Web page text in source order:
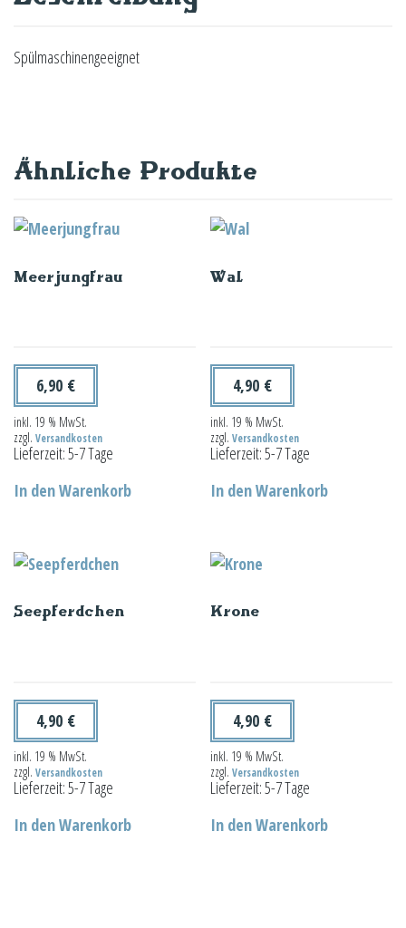
Spülmaschinengeeignet
Ähnliche Produkte
Meerjungfrau
6,90 €
inkl. 19 % MwSt.
zzgl. Versandkosten
Lieferzeit:5-7 Tage
In den Warenkorb
Wal
4,90 €
inkl. 19 % MwSt.
zzgl.Versandkosten
Lieferzeit:5-7 Tage
In den Warenkorb
Seepferdchen
4,90 €
inkl. 19 % MwSt.
zzgl. Versandkosten
Lieferzeit:5-7 Tage
In den Warenkorb
Krone
4,90 €
inkl. 19 % MwSt.
zzgl.Versandkosten
Lieferzeit:5-7 Tage
In den Warenkorb